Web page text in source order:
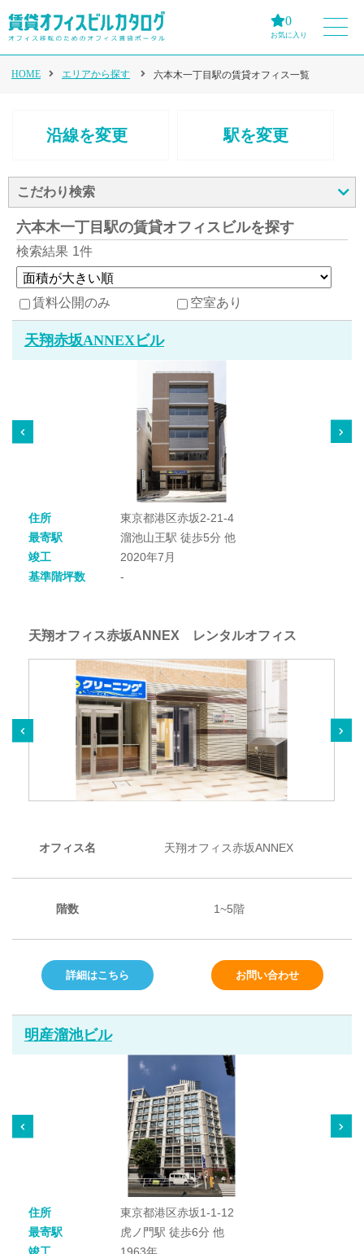
0
お気に入り
HOME エリアから探す 六本木一丁目駅の賃貸オフィス一覧
沿線を変更 駅を変更
こだわり検索
六本木一丁目駅の賃貸オフィスビルを探す
検索結果 1件
賃料公開のみ 空室あり
天翔赤坂ANNEXビル
住所
東京都港区赤坂2-21-4
最寄駅
溜池山王駅 徒歩5分 他
竣工
2020年7月
基準階坪数
-
天翔オフィス赤坂ANNEX レンタルオフィス
オフィス名 天翔オフィス赤坂ANNEX
階数 1~5階
詳細はこちら お問い合わせ
明産溜池ビル
住所
東京都港区赤坂1-1-12
最寄駅
虎ノ門駅 徒歩6分 他